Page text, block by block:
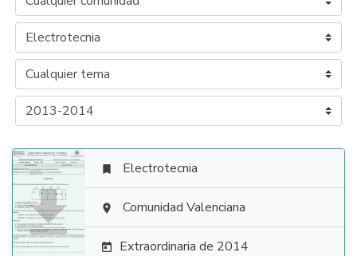

 Electrotecnia
 Comunidad Valenciana
 Extraordinaria de 2014